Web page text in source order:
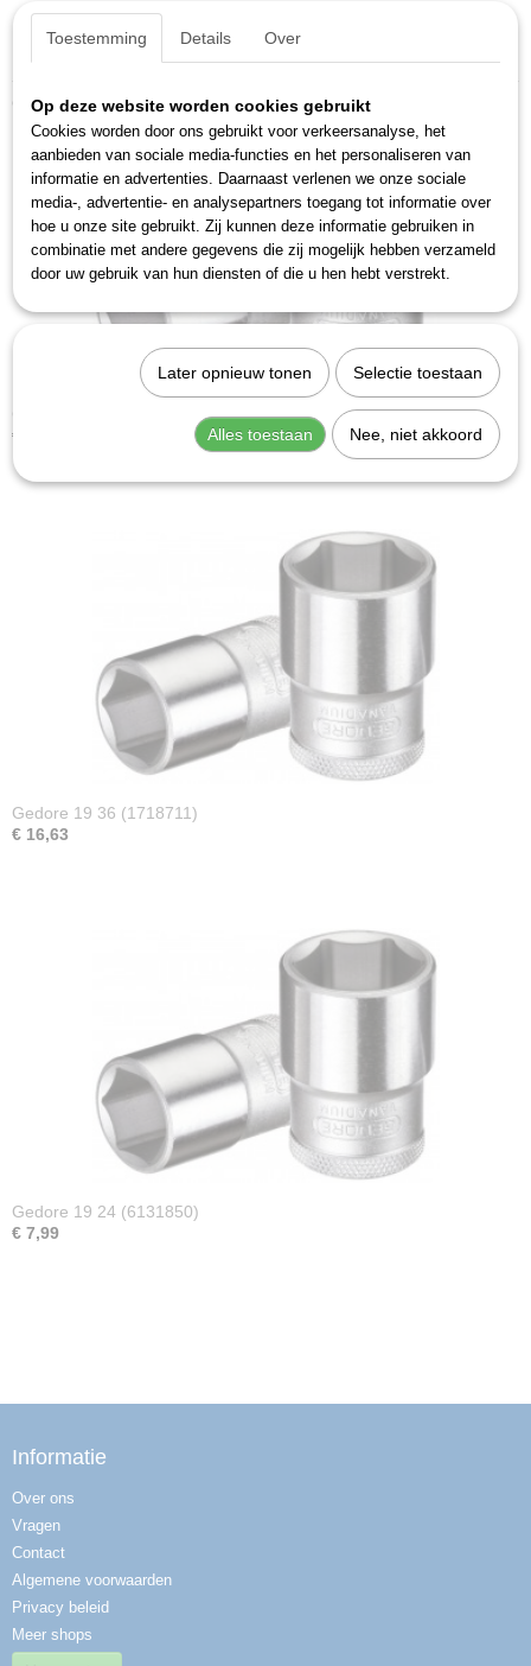
Ook interessant
€ 13,22
Gedore 19 36 (1718711)
€ 16,63
Gedore 19 24 (6131850)
€ 7,99
Informatie
Over ons
Vragen
Contact
Algemene voorwaarden
Privacy beleid
Meer shops
Toestemming Details Over
Op deze website worden cookies gebruikt
Cookies worden door ons gebruikt voor verkeersanalyse, het
aanbieden van sociale media-functies en het personaliseren van
informatie en advertenties. Daarnaast verlenen we onze sociale
media-, advertentie- en analysepartners toegang tot informatie over
hoe u onze site gebruikt. Zij kunnen deze informatie gebruiken in
combinatie met andere gegevens die zij mogelijk hebben verzameld
door uw gebruik van hun diensten of die u hen hebt verstrekt.
Later opnieuw tonen Selectie toestaan
Alles toestaan Nee, niet akkoord